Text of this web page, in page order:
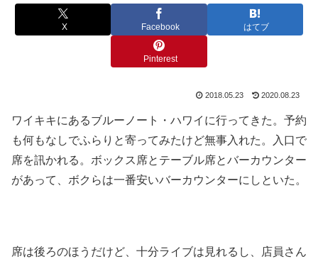
X Facebook はてブ
Pinterest
2018.05.23 2020.08.23
ワイキキにあるブルーノート・ハワイに行ってきた。予約
も何もなしでふらりと寄ってみたけど無事入れた。入口で
席を訊かれる。ボックス席とテーブル席とバーカウンター
があって、ボクらは一番安いバーカウンターにしといた。
席は後ろのほうだけど、十分ライブは見れるし、店員さん